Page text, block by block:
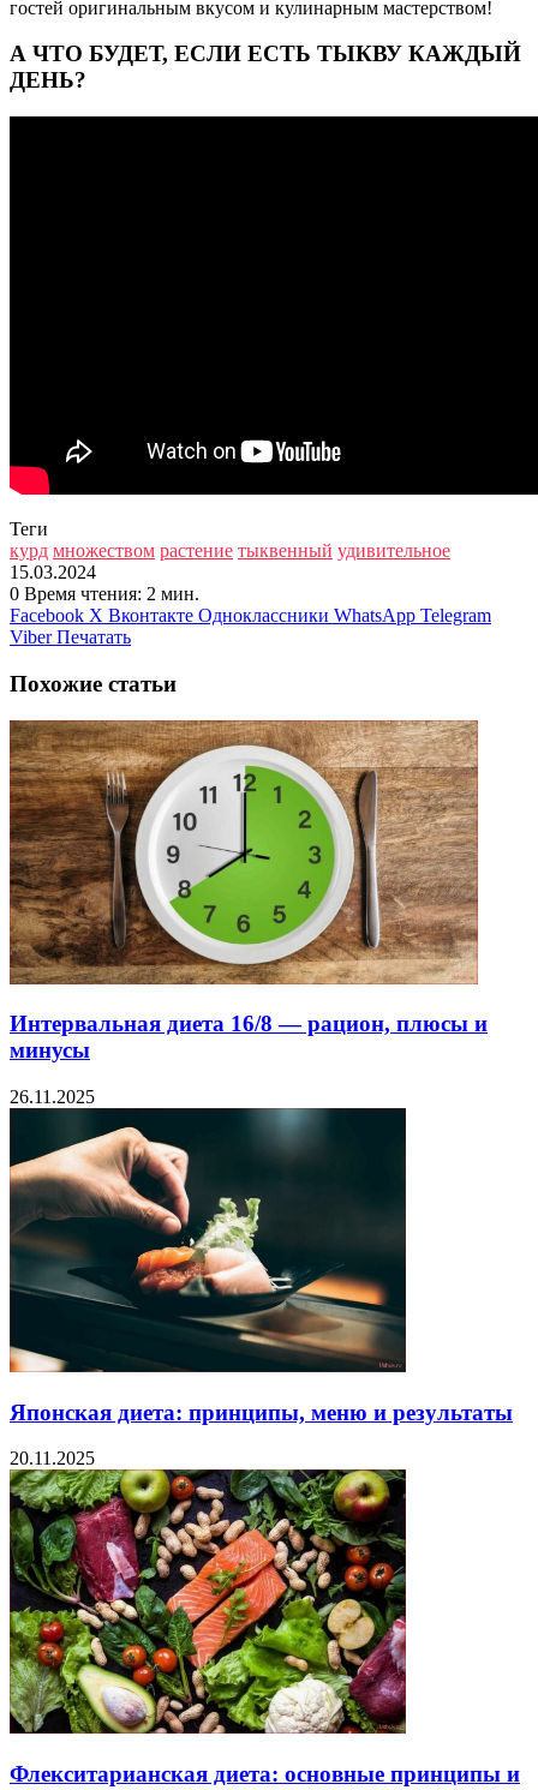
гостей оригинальным вкусом и кулинарным мастерством!
А ЧТО БУДЕТ, ЕСЛИ ЕСТЬ ТЫКВУ КАЖДЫЙ
ДЕНЬ?
Теги
курд множеством растение тыквенный удивительное
15.03.2024
0 Время чтения: 2 мин.
Facebook X Вконтакте Одноклассники WhatsApp Telegram
Viber Печатать
Похожие статьи
Интервальная диета 16/8 — рацион, плюсы и
минусы
26.11.2025
Японская диета: принципы, меню и результаты
20.11.2025
Флекситарианская диета: основные принципы и